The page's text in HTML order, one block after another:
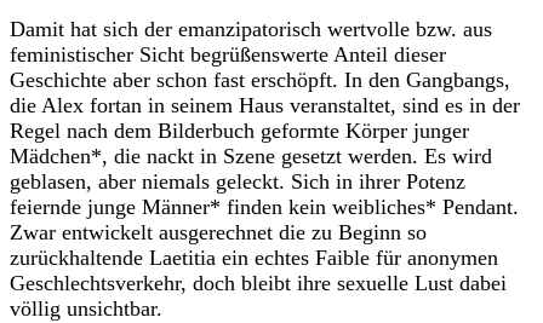
Damit hat sich der emanzipatorisch wertvolle bzw. aus
feministischer Sicht begrüßenswerte Anteil dieser
Geschichte aber schon fast erschöpft. In den Gangbangs,
die Alex fortan in seinem Haus veranstaltet, sind es in der
Regel nach dem Bilderbuch geformte Körper junger
Mädchen*, die nackt in Szene gesetzt werden. Es wird
geblasen, aber niemals geleckt. Sich in ihrer Potenz
feiernde junge Männer* finden kein weibliches* Pendant.
Zwar entwickelt ausgerechnet die zu Beginn so
zurückhaltende Laetitia ein echtes Faible für anonymen
Geschlechtsverkehr, doch bleibt ihre sexuelle Lust dabei
völlig unsichtbar.